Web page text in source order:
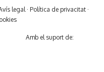
legal· Política de privacitat ·
Amb el suport de: